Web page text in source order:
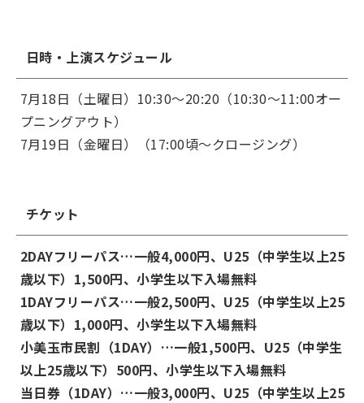
日時・上演スケジュール
7月18日（土曜日）10:30～20:20（10:30～11:00オー
プニングアウト）
7月19日（金曜日）（17:00頃～クロージング）
チケット
2DAYフリーパス…一般4,000円、U25（中学生以上25
歳以下）1,500円、小学生以下入場無料
1DAYフリーパス…一般2,500円、U25（中学生以上25
歳以下）1,000円、小学生以下入場無料
小美玉市民割（1DAY）…一般1,500円、U25（中学生
以上25歳以下）500円、小学生以下入場無料
当日券（1DAY）…一般3,000円、U25（中学生以上25